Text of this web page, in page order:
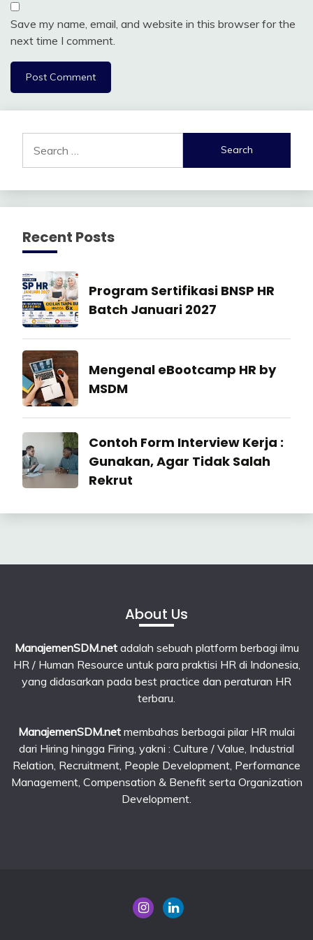
Save my name, email, and website in this browser for the
next time I comment.
for:
Recent Posts
Manajemen
SDM
Program Sertifikasi BNSP HR
Batch Januari 2027
27
2026
Industrial
Relation
Mengenal eBootcamp HR by
MSDM
22
July
2026
Industrial
Relation
Contoh Form Interview Kerja :
Gunakan, Agar Tidak Salah
Rekrut
23
About Us
ManajemenSDM.netadalah sebuah platform berbagi ilmu
HR / Human Resource untuk para praktisi HR di Indonesia,
yang didasarkan pada best practice dan peraturan HR
terbaru.
ManajemenSDM.net membahas berbagai pilar HR mulai
dari Hiring hingga Firing, yakni : Culture / Value, Industrial
Relation, Recruitment, People Development, Performance
Management, Compensation & Benefit serta Organization
Development.